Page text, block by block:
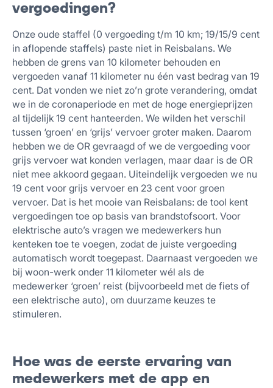
vergoedingen?
Onze oude staffel (0 vergoeding t/m 10 km; 19/15/9 cent
in aflopende staffels) paste niet in Reisbalans. We
hebben de grens van 10 kilometer behouden en
vergoeden vanaf 11 kilometer nu één vast bedrag van 19
cent. Dat vonden we niet zo’n grote verandering, omdat
we in de coronaperiode en met de hoge energieprijzen
al tijdelijk 19 cent hanteerden. We wilden het verschil
tussen ‘groen’ en ‘grijs’ vervoer groter maken. Daarom
hebben we de OR gevraagd of we de vergoeding voor
grijs vervoer wat konden verlagen, maar daar is de OR
niet mee akkoord gegaan. Uiteindelijk vergoeden we nu
19 cent voor grijs vervoer en 23 cent voor groen
vervoer. Dat is het mooie van Reisbalans: de tool kent
vergoedingen toe op basis van brandstofsoort. Voor
elektrische auto’s vragen we medewerkers hun
kenteken toe te voegen, zodat de juiste vergoeding
automatisch wordt toegepast. Daarnaast vergoeden we
bij woon-werk onder 11 kilometer wél als de
medewerker ‘groen’ reist (bijvoorbeeld met de fiets of
een elektrische auto), om duurzame keuzes te
stimuleren.
Hoe was de eerste ervaring van
medewerkers met de app en